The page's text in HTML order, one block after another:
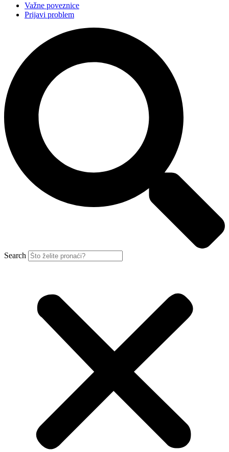
Važne poveznice
Prijavi problem
Search